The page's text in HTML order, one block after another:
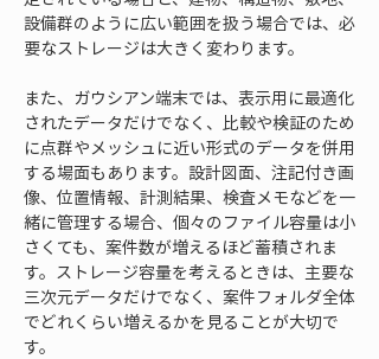
設備群のように広い範囲を扱う場合では、必
要なストレージは大きく変わります。
また、ガウシアン端末では、表示用に最適化
されたデータだけでなく、比較や検証のため
に点群やメッシュに近い形式のデータを併用
する場面もあります。設計図面、注記付き画
像、位置情報、計測結果、検査メモなどを一
緒に管理する場合、個々のファイル容量は小
さくても、案件数が増えるほど蓄積されま
す。ストレージ容量を考えるときは、主要な
三次元データだけでなく、案件フォルダ全体
でどれくらい増えるかを見ることが大切で
す。